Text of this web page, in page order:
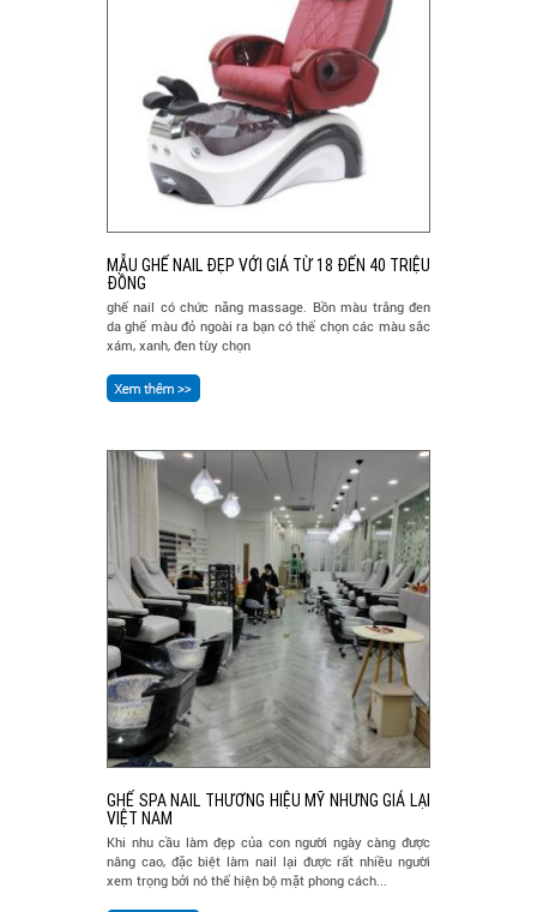
MẪU GHẾ NAIL ĐẸP VỚI GIÁ TỪ 18 ĐẾN 40 TRIỆU
ĐỒNG
ghế nail có chức năng massage. Bồn màu trắng đen
da ghế màu đỏ ngoài ra bạn có thể chọn các màu sắc
xám, xanh, đen tùy chọn
GHẾ SPA NAIL THƯƠNG HIỆU MỸ NHƯNG GIÁ LẠI
VIỆT NAM
Khi nhu cầu làm đẹp của con người ngày càng được
nâng cao, đặc biệt làm nail lại được rất nhiều người
xem trọng bởi nó thể hiện bộ mặt phong cách...